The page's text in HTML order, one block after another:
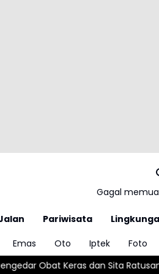
Gagal
Pariwisata
Emas Oto Iptek Foto
dan Sita Ratusan Butir Tramadol